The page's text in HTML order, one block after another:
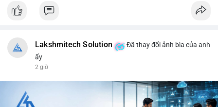
phiếu kho bạc và chỉ số USD có giảm hay không.
$btc
📰 Nguồn: CoinDesk
Lakshmitech Solution
Đã thay đổi ảnh bìa của anh
ấy
2 giờ